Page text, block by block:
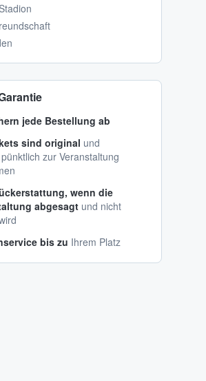
jede Bestellung ab
sind original und
zur Veranstaltung
wenn die
abgesagt und nicht
bis zu Ihrem Platz